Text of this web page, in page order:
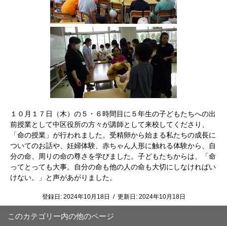
１０月１７日（木）の５・６時間目に５年生の子どもたちへの出
前授業として中区役所の方々が講師として来校してくださり、
「命の授業」が行われました。受精卵から始まる私たちの成長に
ついてのお話や、妊婦体験、赤ちゃん人形に触れる体験から、自
分の命、周りの命の尊さを学びました。子どもたちからは、「命
ってとっても大事。自分の命も他の人の命も大切にしなければい
けない。」と声があがりました。
登録日: 2024年10月18日 / 更新日: 2024年10月18日
このカテゴリー内の他のページ